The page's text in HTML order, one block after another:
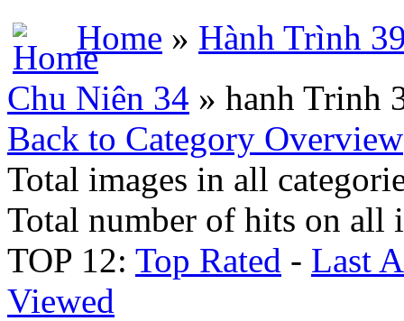
Home » Hành Trình
Chu Niên 34 » hanh Trinh
Back to Category Overview
Total images in all
Total number of hits on all
TOP 12: Top Rated - Last
Viewed